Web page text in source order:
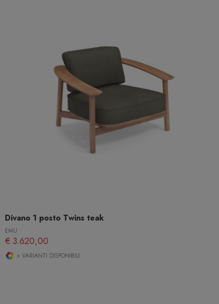
Divano 1 posto Twins teak
EMU
€ 3.620,00
+ VARIANTI DISPONIBILI